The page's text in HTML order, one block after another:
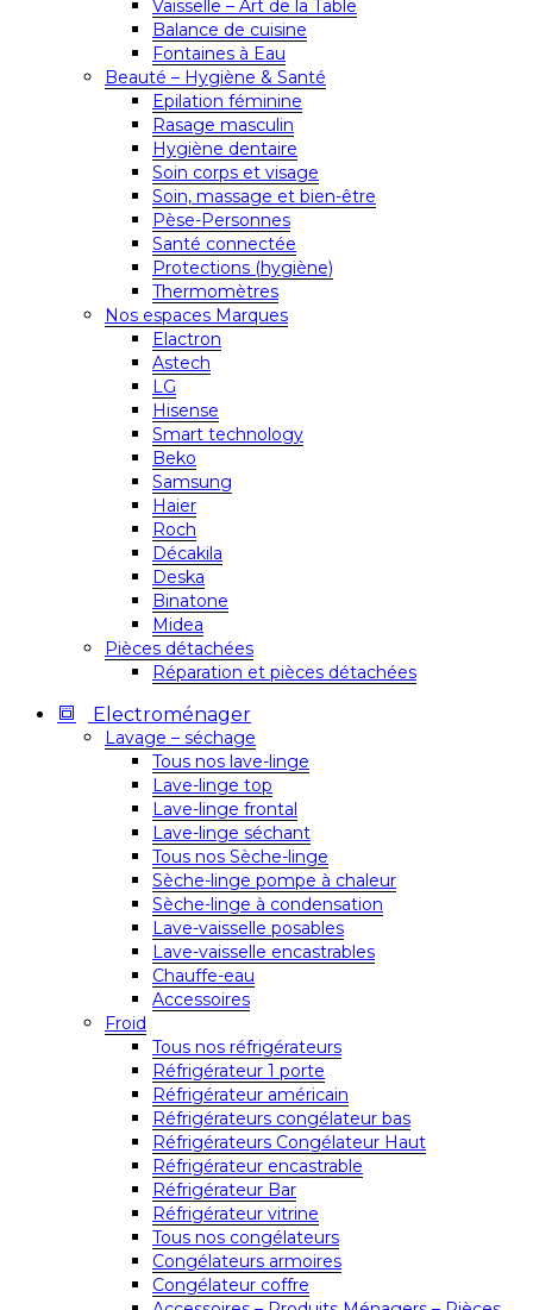
Vaisselle – Art de la Table
Balance de cuisine
Fontaines à Eau
Beauté – Hygiène & Santé
Epilation féminine
Rasage masculin
Hygiène dentaire
Soin corps et visage
Soin, massage et bien-être
Pèse-Personnes
Santé connectée
Protections (hygiène)
Thermomètres
Nos espaces Marques
Elactron
Astech
LG
Hisense
Smart technology
Beko
Samsung
Haier
Roch
Décakila
Deska
Binatone
Midea
Pièces détachées
Réparation et pièces détachées
Electroménager
Lavage – séchage
Tous nos lave-linge
Lave-linge top
Lave-linge frontal
Lave-linge séchant
Tous nos Sèche-linge
Sèche-linge pompe à chaleur
Sèche-linge à condensation
Lave-vaisselle posables
Lave-vaisselle encastrables
Chauffe-eau
Accessoires
Froid
Tous nos réfrigérateurs
Réfrigérateur 1 porte
Réfrigérateur américain
Réfrigérateurs congélateur bas
Réfrigérateurs Congélateur Haut
Réfrigérateur encastrable
Réfrigérateur Bar
Réfrigérateur vitrine
Tous nos congélateurs
Congélateurs armoires
Congélateur coffre